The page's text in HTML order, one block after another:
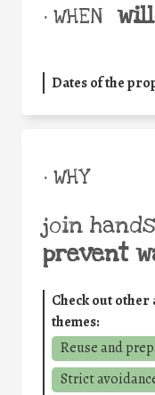
• WHEN
Dates of the
• WHY
join
prevent
Check out other
themes:
Reuse and
Strict